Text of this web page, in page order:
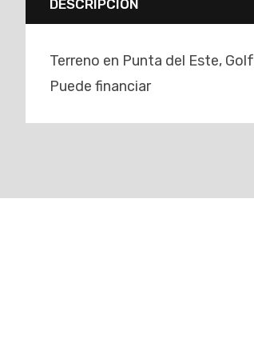
DESCRIPCIÓN
Terreno en Punta del Este, Golf
Puede financiar